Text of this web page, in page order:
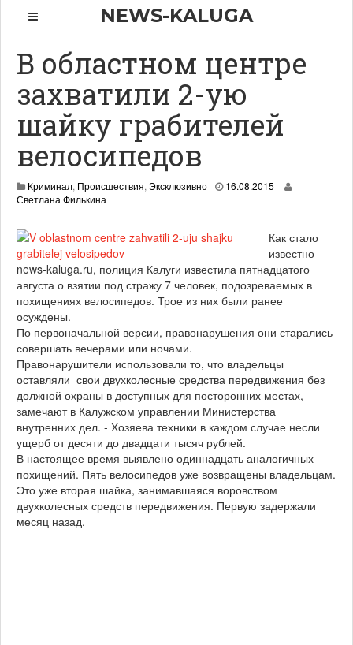
NEWS-KALUGA
В областном центре
захватили 2-ую
шайку грабителей
велосипедов
Криминал, Происшествия, Эксклюзивно 16.08.2015
8
.
2
0
1
5
Светлана Филькина
Как стало
известно
news-kaluga.ru, полиция Калуги известила пятнадцатого
августа о взятии под стражу 7 человек, подозреваемых в
похищениях велосипедов. Трое из них были ранее
осуждены.
По первоначальной версии, правонарушения они старались
совершать вечерами или ночами.
Правонарушители использовали то, что владельцы
оставляли свои двухколесные средства передвижения без
должной охраны в доступных для посторонних местах, -
замечают в Калужском управлении Министерства
внутренних дел. - Хозяева техники в каждом случае несли
ущерб от десяти до двадцати тысяч рублей.
В настоящее время выявлено одиннадцать аналогичных
похищений. Пять велосипедов уже возвращены владельцам.
Это уже вторая шайка, занимавшаяся воровством
двухколесных средств передвижения. Первую задержали
месяц назад.